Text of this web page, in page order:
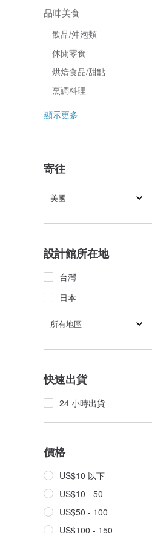
品味美食
飲品/沖泡類
休閒零食
烘焙食品/甜點
烹調料理
顯示更多
寄往
美國
設計館所在地
台灣
日本
所有地區
快速出貨
24 小時出貨
價格
US$10 以下
US$10 - 50
US$50 - 100
US$100 - 150